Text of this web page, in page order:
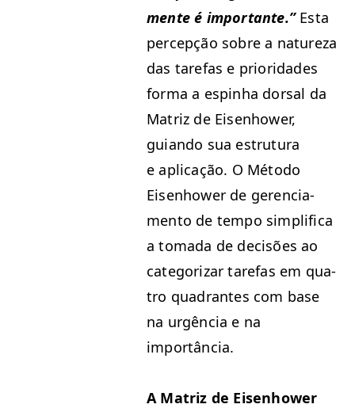
mente é impor­tante.”Esta
per­cepção sobre a natureza
das tare­fas e pri­or­i­dades
for­ma a espin­ha dor­sal da
Matriz de Eisen­how­er,
guian­do sua estru­tu­ra
e apli­cação. O Méto­do
Eisen­how­er de geren­ci­a­
men­to de tem­po sim­pli­fi­ca
a toma­da de decisões ao
cat­e­go­rizar tare­fas em qua­
tro quad­rantes com base
na urgên­cia e na
importância.
A Matriz de Eisen­how­er